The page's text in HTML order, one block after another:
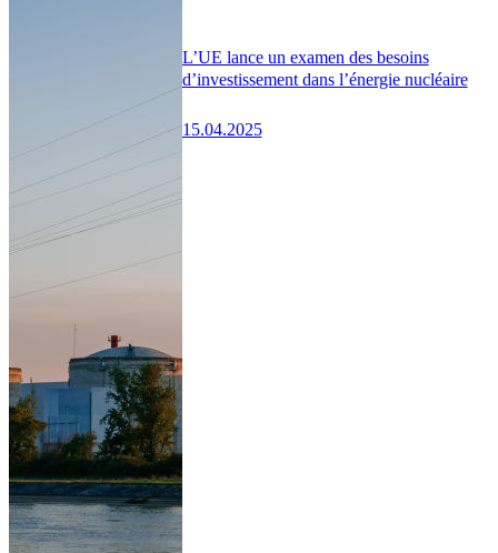
L’UE lance un examen des besoins
d’investissement dans l’énergie nucléaire
15.04.2025